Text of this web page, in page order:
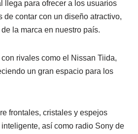
llega para ofrecer a los usuarios
contar con un diseño atractivo,
la marca en nuestro país.
rivales como el Nissan Tiida,
un gran espacio para los
frontales, cristales y espejos
así como radio Sony de